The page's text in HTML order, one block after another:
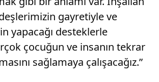
gayretiyle ve
yapacağı desteklerle
çocuğun ve insanın tekrar
sağlamaya çalışacağız.”